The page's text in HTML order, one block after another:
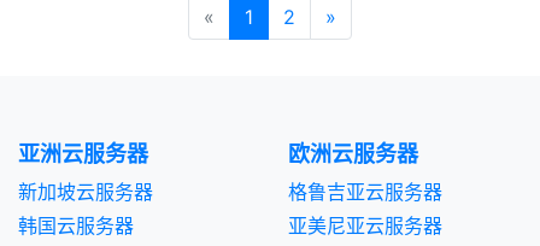
« 1 2 »
亚洲云服务器
新加坡云服务器
韩国云服务器
欧洲云服务器
格鲁吉亚云服务器
亚美尼亚云服务器